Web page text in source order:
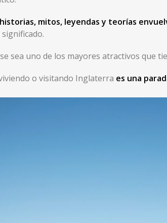
mitos, leyendas y teorías
sea uno de los mayores atractivos que
o visitando Inglaterra es una